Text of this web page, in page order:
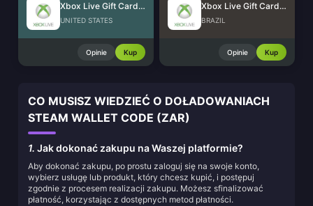
Xbox Live Gift Card (US)
UNITED STATES
Opinie Kup
Xbox Live Gift Card (BR)
BRAZIL
Opinie Kup
CO MUSISZ WIEDZIEĆ O DOŁADOWANIACH
STEAM WALLET CODE (ZAR)
1. Jak dokonać zakupu na Waszej platformie?
Aby dokonać zakupu, po prostu zaloguj się na swoje konto,
wybierz usługę lub produkt, który chcesz kupić, i postępuj
zgodnie z procesem realizacji zakupu. Możesz sfinalizować
płatność, korzystając z dostępnych metod płatności.